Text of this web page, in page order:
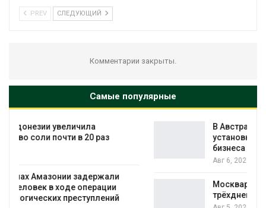
PREV СЛЕДУЮЩИЙ
Комментарии закрыты.
Самые популярные
В Австралии снизят стоимость
установки солнечных панелей для
Москвариум отметит 11-летие
трёхдневным фестивалем